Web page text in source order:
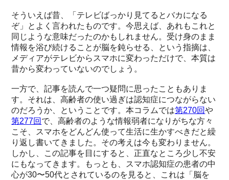
そういえば昔、「テレビばっかり見てるとバカになる
ぞ」とよく言われたものです。今思えば、あれもこれと
同じような意味だったのかもしれません。受け身のまま
情報を浴び続けることが脳を鈍らせる、という指摘は、
メディアがテレビからスマホに変わっただけで、本質は
昔から変わっていないのでしょう。
一方で、記事を読んで一つ疑問に思ったこともありま
す。それは、高齢者の使い過ぎは認知症につながらない
のだろうか、ということです。本コラムでは第270回や
第277回 で、高齢者のような情報弱者になりがちな方々
こそ、スマホをどんどん使って生活に生かすべきだと繰
り返し書いてきました。その考えは今も変わりません。
しかし、この記事を目にすると、正直なところ少し不安
にもなってきます。もっとも、スマホ認知症の患者の中
心が30〜50代とされているのを見ると、これは「脳を